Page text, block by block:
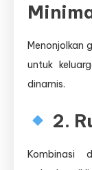
Menonjolkan
untuk
dinamis.
2.
Kombinasi